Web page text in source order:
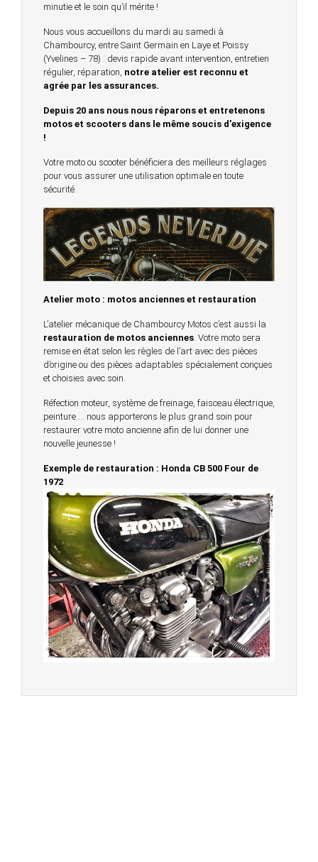
minutie et le soin qu’il mérite !
Nous vous accueillons du mardi au samedi à
Chambourcy, entre Saint Germain en Laye et Poissy
(Yvelines – 78) : devis rapide avant intervention, entretien
régulier, réparation, notre atelier est reconnu et
agrée par les assurances.
Depuis 20 ans nous nous réparons et entretenons
motos et scooters dans le même soucis d'exigence
!
Votre moto ou scooter bénéficiera des meilleurs réglages
pour vous assurer une utilisation optimale en toute
sécurité.
Atelier moto : motos anciennes et restauration
L’atelier mécanique de Chambourcy Motos c’est aussi la
restauration de motos anciennes. Votre moto sera
remise en état selon les règles de l’art avec des pièces
d’origine ou des pièces adaptables spécialement conçues
et choisies avec soin.
Réfection moteur, système de freinage, faisceau électrique,
peinture … nous apporterons le plus grand soin pour
restaurer votre moto ancienne afin de lui donner une
nouvelle jeunesse !
Exemple de restauration : Honda CB 500 Four de
1972
© 2023 -Chambourcy Motos 78 - 7bis chemin de la
Forêt - 78240 - Chambourcy -
Garage Motos et Scooters depuis 20 ans à votre
service entre Saint Germain en Laye et Poissy
Achat de motos et scooters - Dépôt vente - Réparation
- Concessionnaire Voge - Concessionnaire
Multimarques
agence conseil en communication digitale